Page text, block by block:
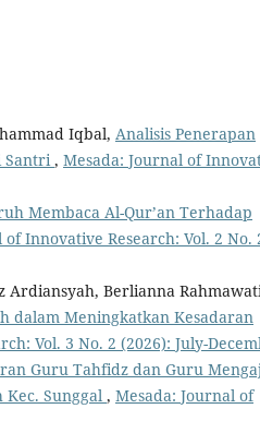
Iqbal, Analisis Penerapan
Santri , Mesada: Journal of
Membaca Al-Qur’an Terhadap
of Innovative Research: Vol. 2 No.
Berlianna
dalam Meningkatkan Kesadaran
Vol. 3 No. 2 (2026): July-
Guru Tahfidz dan Guru
Sunggal , Mesada: Journal of